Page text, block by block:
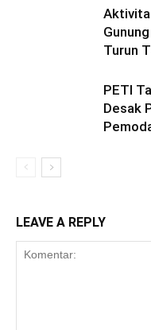
Turun
PETI
Desak
LEAVE A REPLY